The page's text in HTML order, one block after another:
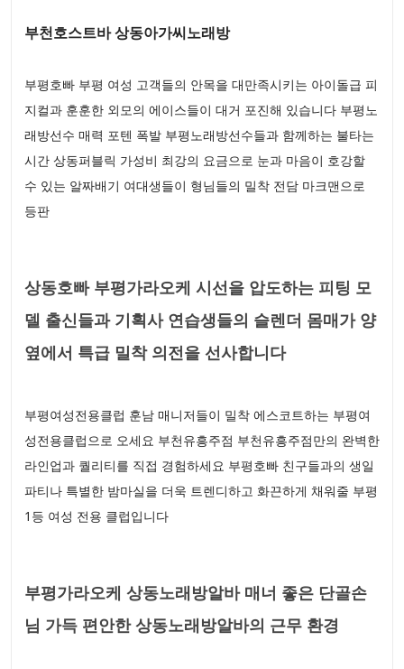
부천호스트바 상동아가씨노래방
부평호빠 부평 여성 고객들의 안목을 대만족시키는 아이돌급 피
지컬과 훈훈한 외모의 에이스들이 대거 포진해 있습니다 부평노
래방선수 매력 포텐 폭발 부평노래방선수들과 함께하는 불타는
시간 상동퍼블릭 가성비 최강의 요금으로 눈과 마음이 호강할
수 있는 알짜배기 여대생들이 형님들의 밀착 전담 마크맨으로
등판
상동호빠 부평가라오케 시선을 압도하는 피팅 모
델 출신들과 기획사 연습생들의 슬렌더 몸매가 양
옆에서 특급 밀착 의전을 선사합니다
부평여성전용클럽 훈남 매니저들이 밀착 에스코트하는 부평여
성전용클럽으로 오세요 부천유흥주점 부천유흥주점만의 완벽한
라인업과 퀄리티를 직접 경험하세요 부평호빠 친구들과의 생일
파티나 특별한 밤마실을 더욱 트렌디하고 화끈하게 채워줄 부평
1등 여성 전용 클럽입니다
부평가라오케 상동노래방알바 매너 좋은 단골손
님 가득 편안한 상동노래방알바의 근무 환경